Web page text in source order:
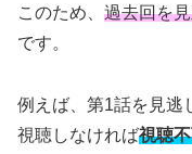
このため、 過去回を
です。
例えば、第1話を見逃
視聴しなければ視聴